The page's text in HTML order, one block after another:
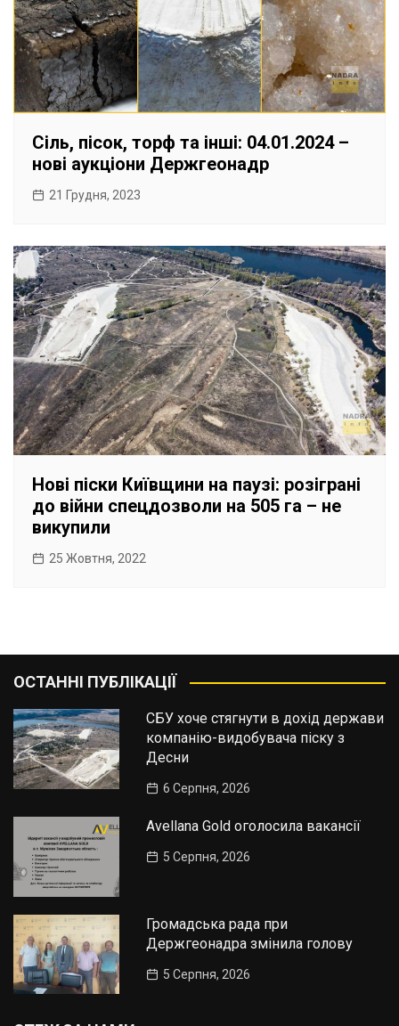
Сіль, пісок, торф та інші: 04.01.2024 –
нові аукціони Держгеонадр
21 Грудня, 2023
Нові піски Київщини на паузі: розіграні
до війни спецдозволи на 505 га – не
викупили
25 Жовтня, 2022
ОСТАННІ ПУБЛІКАЦІЇ
СБУ хоче стягнути в дохід держави
компанію-видобувача піску з
Десни
6 Серпня, 2026
Avellana Gold оголосила вакансії
5 Серпня, 2026
Громадська рада при
Держгеонадра змінила голову
5 Серпня, 2026